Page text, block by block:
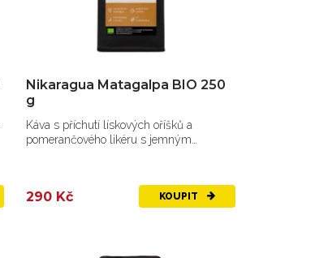
Nikaragua Matagalpa BIO 250
g
Káva s příchutí lískových oříšků a
pomerančového likéru s jemným
290 Kč KOUPIT